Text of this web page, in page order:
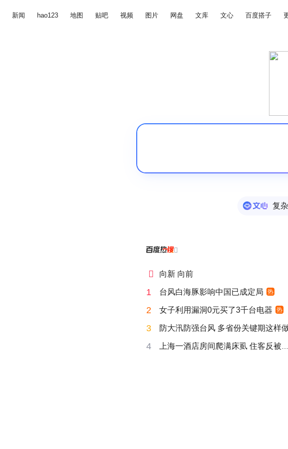
新闻 hao123 地图 贴吧 视频 图片 网盘 文库 文心 百度搭子
复

 向新 向前
1 台风白海豚影响中国已成定局 热
2 女子利用漏洞0元买了3千台电器 热
3 防大汛防强台风 多省份关键期这样
4 上海一酒店房间爬满床虱 住客反被怼